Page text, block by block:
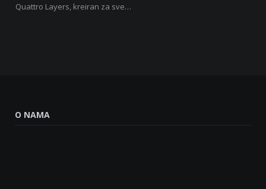
Quattro Layers, kreiran za sve…
O NAMA